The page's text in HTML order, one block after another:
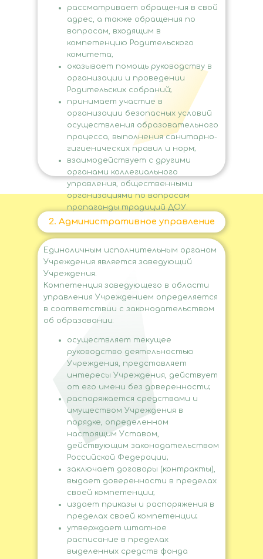
рассматривает обращения в свой
адрес, а также обращения по
вопросам, входящим в
компетенцию Родительского
комитета;
оказывает помощь руководству в
организации и проведении
Родительских собраний;
принимает участие в
организации безопасных условий
осуществления образовательного
процесса, выполнения санитарно-
гигиенических правил и норм;
взаимодействует с другими
органами коллегиального
управления, общественными
организациями по вопросам
пропаганды традиций ДОУ.
2. Административное управление
Единоличным исполнительным органом
Учреждения является заведующий
Учреждения.
Компетенция заведующего в области
управления Учреждением определяется
в соответствии с законодательством
об образовании:
осуществляет текущее
руководство деятельностью
Учреждения, представляет
интересы Учреждения, действует
от его имени без доверенности;
распоряжается средствами и
имуществом Учреждения в
порядке, определенном
настоящим Уставом,
действующим законодательством
Российской Федерации;
заключает договоры (контракты),
выдает доверенности в пределах
своей компетенции;
издает приказы и распоряжения в
пределах своей компетенции;
утверждает штатное
расписание в пределах
выделенных средств фонда